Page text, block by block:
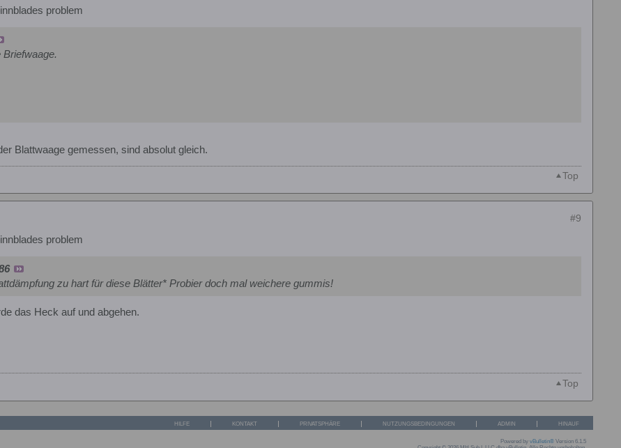
problem
Briefwaage.
Blattwaage gemessen, sind absolut gleich.
Top
#9
problem
zu hart für diese Blätter* Probier doch mal weichere gummis!
das Heck auf und abgehen.
Top
HILFE KONTAKT PRIVATSPHÄRE NUTZUNGSBEDINGUNGEN ADMIN HINAUF
Powered by vBulletin® Version 6.1.5